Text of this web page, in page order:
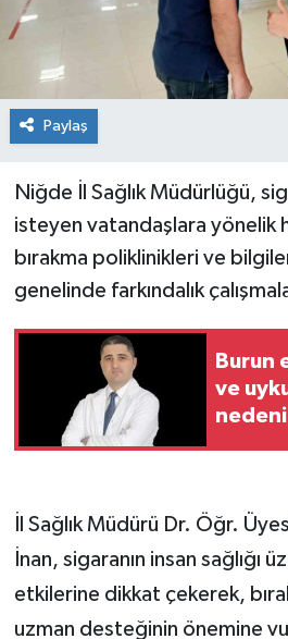
Paylaş
Niğde İl Sağlık Müdürlüğü,
isteyen vatandaşlara yönelik
bırakma poliklinikleri ve
genelinde farkındalık
Burun
ve
İl Sağlık Müdürü Dr. Öğr.
İnan, sigaranın insan sağlığı
etkilerine dikkat çekerek,
uzman desteğinin önemine
Tokat Haberleri